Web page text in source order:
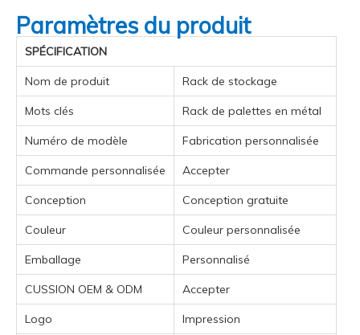
Paramètres du produit
SPÉCIFICATION
Nom de produit Rack de stockage
Mots clés Rack de palettes en métal
Numéro de modèle Fabrication personnalisée
Commande personnalisée Accepter
Conception Conception gratuite
Couleur Couleur personnalisée
Emballage Personnalisé
CUSSION OEM & ODM Accepter
Logo Impression